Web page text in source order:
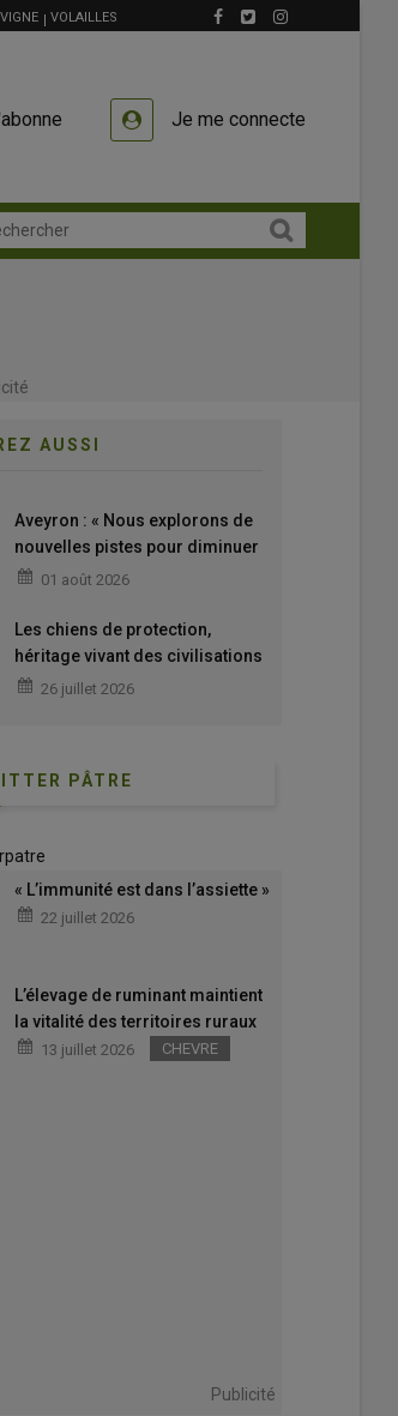
VIGNE VOLAILLES
Je me connecte
AUSSI
Aveyron : « Nous explorons de
nouvelles pistes pour diminuer
l'impact environnemental de
sélection »
01 août 2026
Les chiens de protection,
héritage vivant des civilisations
pastorales
26 juillet 2026
PÂTRE
« L’immunité est dans l’assiette »
22 juillet 2026
L’élevage de ruminant maintient
la vitalité des territoires ruraux
13 juillet 2026 CHEVRE
Publicité